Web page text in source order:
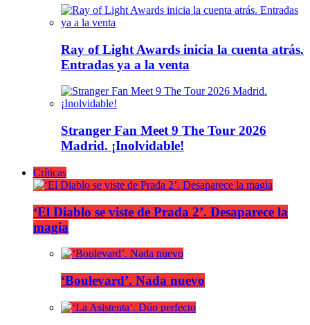
Ray of Light Awards inicia la cuenta atrás.
Entradas ya a la venta
Stranger Fan Meet 9 The Tour 2026
Madrid. ¡Inolvidable!
Críticas
‘El Diablo se viste de Prada 2’. Desaparece la
magia
‘Boulevard’. Nada nuevo